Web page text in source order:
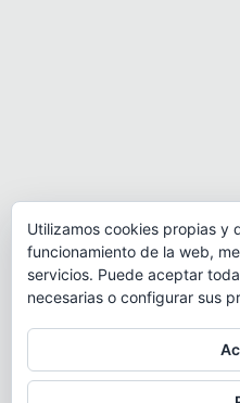
Utilizamos cookies propias y
funcionamiento de la web,
servicios. Puede aceptar
necesarias o configurar sus